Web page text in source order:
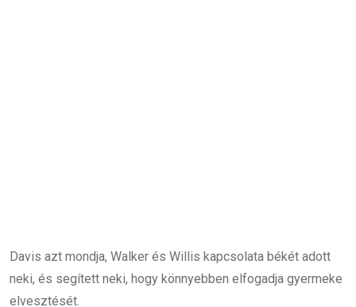
Davis azt mondja, Walker és Willis kapcsolata békét adott
neki, és segített neki, hogy könnyebben elfogadja gyermeke
elvesztését.